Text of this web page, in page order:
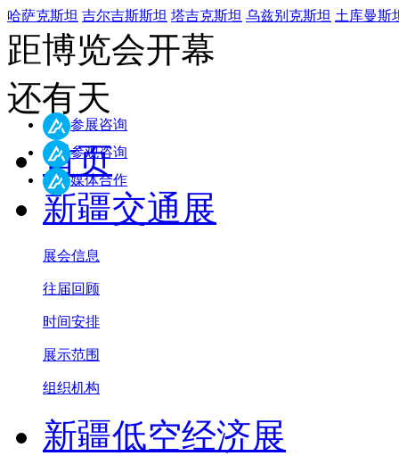
哈萨克斯坦 吉尔吉斯斯坦 塔吉克斯坦 乌兹别克斯坦 土库曼斯
距博览会开幕
还有天
首页
新疆交通展
展会信息
往届回顾
时间安排
展示范围
组织机构
新疆低空经济展
参展咨询
参观咨询
媒体合作